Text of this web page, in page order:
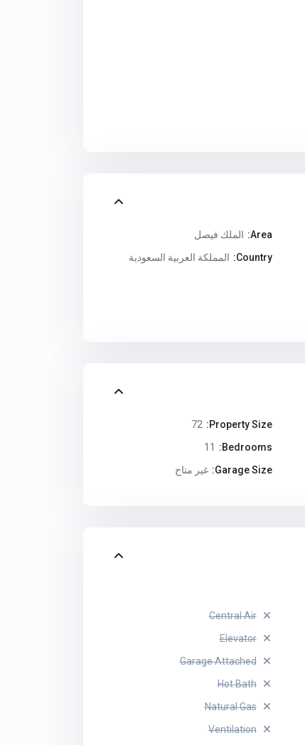
Area:
الملك فيصل
Country: المملكة العربية السعودية
Property Size:
72
Bedrooms:
11
Garage Size: غير متاح
Central Air
Elevator
Garage Attached
Hot Bath
Natural Gas
Ventilation